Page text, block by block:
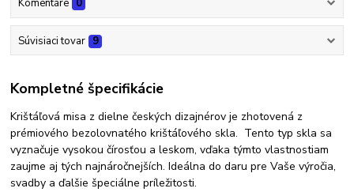
Komentáre 0
Súvisiaci tovar 9
Kompletné špecifikácie
Krištáľová misa z dielne českých dizajnérov je zhotovená z
prémiového bezolovnatého krištáľového skla. Tento typ skla sa
vyznačuje vysokou čírosťou a leskom, vďaka týmto vlastnostiam
zaujme aj tých najnáročnejších. Ideálna do daru pre Vaše výročia,
svadby a ďalšie špeciálne príležitosti.